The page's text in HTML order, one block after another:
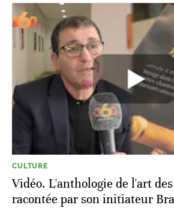
CULTURE
Vidéo. L'anthologie de l'art
racontée par son initiateur